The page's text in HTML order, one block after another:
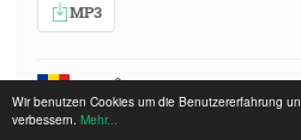
Wir benutzen Cookies um die Benutzererfahrung
verbessern. Mehr...
MP3
ROMÂNA
Tema din Faptele